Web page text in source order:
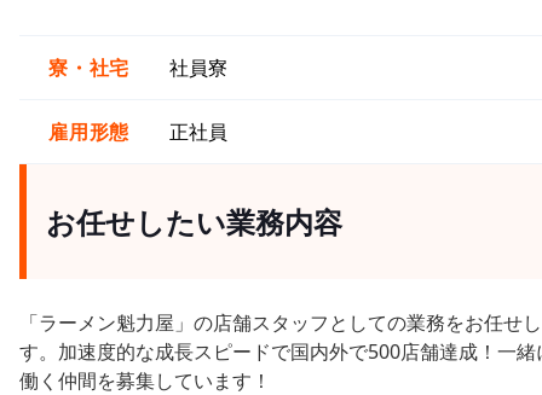
寮・社宅 社員寮
雇用形態 正社員
お任せしたい業務内容
「ラーメン魁力屋」の店舗スタッフとしての業務をお任せ
す。加速度的な成長スピードで国内外で500店舗達成！一緒
働く仲間を募集しています！